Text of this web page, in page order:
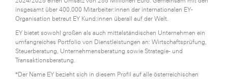
insgesamt über 400.000 Mitarbeiter:innen der internationalen EY-
Organisation betreut EY Kund:innen überall auf der Welt.
EY bietet sowohl großen als auch mittelständischen Unternehmen ein
umfangreiches Portfolio von Dienstleistungen an: Wirtschaftsprüfung,
Steuerberatung, Unternehmensberatung sowie Strategie- und
Transaktionsberatung.
*Der Name EY bezieht sich in diesem Profil auf alle österreichischen